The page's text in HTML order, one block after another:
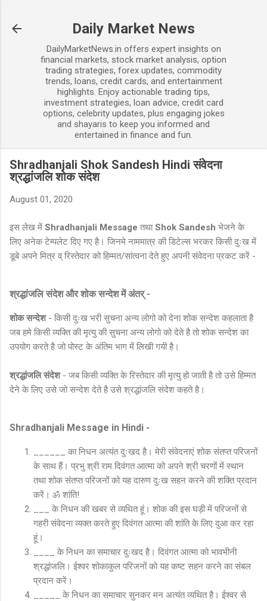
Daily Market News
DailyMarketNews.in offers expert insights on
financial markets, stock market analysis, option
trading strategies, forex updates, commodity
trends, loans, credit cards, and entertainment
highlights. Enjoy actionable trading tips,
investment strategies, loan advice, credit card
options, celebrity updates, plus engaging jokes
and shayaris to keep you informed and
entertained in finance and fun.
Shradhanjali Shok Sandesh Hindi संवेदना
श्रद्धांजलि शोक संदेश
August 01, 2020
इस लेख में Shradhanjali Message तथाShok Sandesh भेजने के
लिए अनेक टेम्पलेट दिए गए है। जिनमे नाममात्र की डिटेल्स भरकर किसी दुःख में
डूबे अपने मित्र व् रिस्तेदार को हिम्मत/सांत्वना देते हुए अपनी संवेदना प्रकट करें -
श्रद्धांजलि संदेश और शोक सन्देश में अंतर् -
शोक सन्देश - किसी दुःख भरी सुचना अन्य लोगो को देना शोक सन्देश कहलाता है
जब हमे किसी व्यक्ति की मृत्यु की सुचना अन्य लोगो को देते है तो शोक सन्देश का
उपयोग करते है जो पोस्ट के अंतिम भाग में लिखी गयी है।
श्रद्धांजलि संदेश- जब किसी व्यक्ति के रिस्तेदार की मृत्यु हो जाती है तो उसे हिम्मत
देने के लिए उसे जो सन्देश देते है उसे श्रद्धांजलि संदेश कहते है।
Shradhanjali Message in Hindi -
______ का निधन अत्यंत दुःखद है। मेरी संवेदनाएं शोक संतप्त परिजनों
के साथ हैं। प्रभु श्री राम दिवंगत आत्मा को अपने श्री चरणों में स्थान
तथा शोक संतप्त परिजनों को यह दारुण दुःख सहन करने की शक्ति प्रदान
करें। ॐ शांति!
___ के निधन की खबर से व्यथित हूं। शोक की इस घड़ी में परिजनों से
गहरी संवेदना व्यक्त करते हुए दिवंगत आत्मा की शांति के लिए दुआ कर रहा
हूं।
____ के निधन का समाचार दुःखद है। दिवंगत आत्मा को भावभीनी
श्रद्धांजलि। ईश्वर शोकाकुल परिजनों को यह कष्ट सहन करने का संबल
प्रदान करें।
_____ के निधन का समाचार सुनकर मन अत्यंत व्यथित है। ईश्वर से